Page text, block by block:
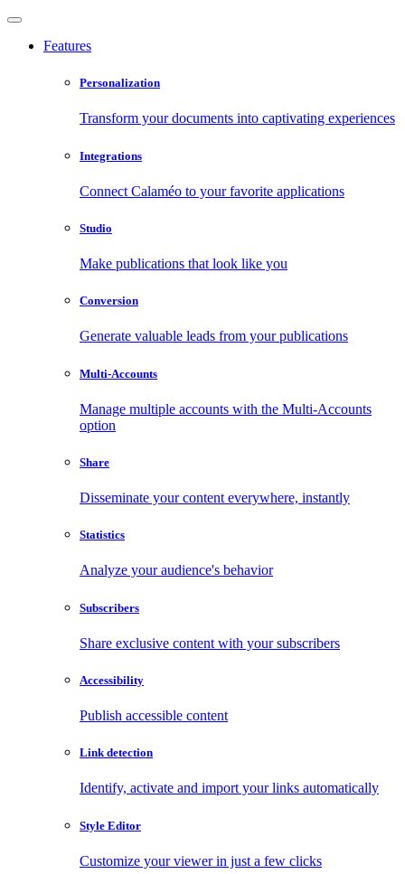
Features
Personalization
Transform your documents into captivating experiences
Integrations
Connect Calaméo to your favorite applications
Studio
Make publications that look like you
Conversion
Generate valuable leads from your publications
Multi-Accounts
Manage multiple accounts with the Multi-Accounts
option
Share
Disseminate your content everywhere, instantly
Statistics
Analyze your audience's behavior
Subscribers
Share exclusive content with your subscribers
Accessibility
Publish accessible content
Link detection
Identify, activate and import your links automatically
Style Editor
Customize your viewer in just a few clicks